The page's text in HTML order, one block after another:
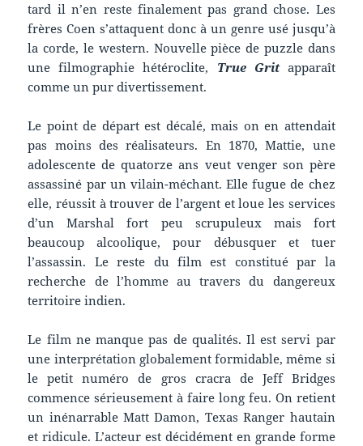
tard il n’en reste finalement pas grand chose. Les
frères Coen s’attaquent donc à un genre usé jusqu’à
la corde, le western. Nouvelle pièce de puzzle dans
une filmographie hétéroclite, True Gritapparaît
comme un pur divertissement.
Le point de départ est décalé, mais on en attendait
pas moins des réalisateurs. En 1870, Mattie, une
adolescente de quatorze ans veut venger son père
assassiné par un vilain-méchant. Elle fugue de chez
elle, réussit à trouver de l’argent et loue les services
d’un Marshal fort peu scrupuleux mais fort
beaucoup alcoolique, pour débusquer et tuer
l’assassin. Le reste du film est constitué par la
recherche de l’homme au travers du dangereux
territoire indien.
Le film ne manque pas de qualités. Il est servi par
une interprétation globalement formidable, même si
le petit numéro de gros cracra de Jeff Bridges
commence sérieusement à faire long feu. On retient
un inénarrable Matt Damon, Texas Ranger hautain
et ridicule. L’acteur est décidément en grande forme